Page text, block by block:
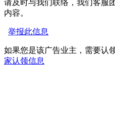
请及时与我们联络，我们客服
内容。
举报此信息
如果您是该广告业主，需要认
家认领信息